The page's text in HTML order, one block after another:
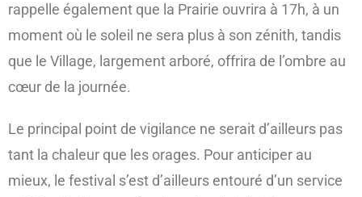
rappelle également que la Prairie ouvrira à 17h, à un
moment où le soleil ne sera plus à son zénith, tandis
que le Village, largement arboré, offrira de l’ombre au
cœur de la journée.
Le principal point de vigilance ne serait d’ailleurs pas
tant la chaleur que les orages. Pour anticiper au
mieux, le festival s’est d’ailleurs entouré d’un service